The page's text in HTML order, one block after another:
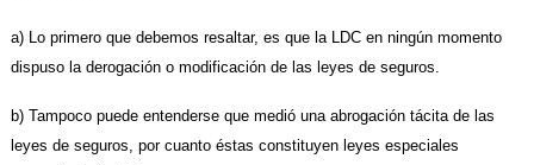
a) Lo primero que debemos resaltar, es que la LDC en ningún momento
dispuso la derogación o modificación de las leyes de seguros.
b) Tampoco puede entenderse que medió una abrogación tácita de las
leyes de seguros, por cuanto éstas constituyen leyes especiales